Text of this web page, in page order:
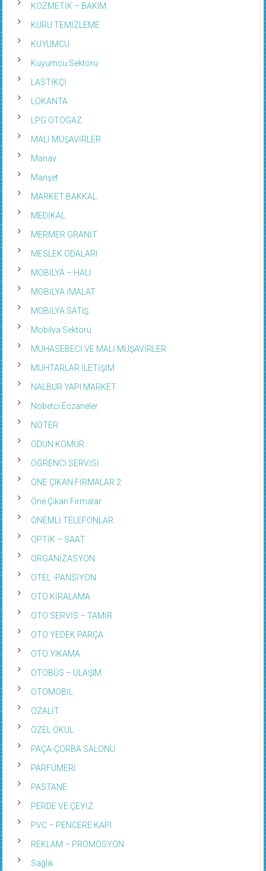
KOZMETİK – BAKIM
KURU TEMİZLEME
KUYUMCU
Kuyumcu Sektörü
LASTİKÇİ
LOKANTA
LPG OTOGAZ
MALİ MÜŞAVİRLER
Manav
Manşet
MARKET BAKKAL
MEDİKAL
MERMER GRANİT
MESLEK ODALARI
MOBİLYA – HALI
MOBİLYA İMALAT
MOBİLYA SATIŞ
Mobilya Sektörü
MUHASEBECİ VE MALİ MÜŞAVİRLER
MUHTARLAR İLETİŞİM
NALBUR YAPI MARKET
Nöbetci Eczaneler
NOTER
ODUN KÖMÜR
ÖĞRENCİ SERVİSİ
ÖNE ÇIKAN FİRMALAR 2
Öne Çıkan Firmalar
ÖNEMLİ TELEFONLAR
OPTİK – SAAT
ORGANİZASYON
OTEL -PANSİYON
OTO KİRALAMA
OTO SERVİS – TAMİR
OTO YEDEK PARÇA
OTO YIKAMA
OTOBÜS – ULAŞIM
OTOMOBİL
OZALİT
ÖZEL OKUL
PAÇA-ÇORBA SALONU
PARFÜMERİ
PASTANE
PERDE VE ÇEYİZ
PVC – PENCERE KAPI
REKLAM – PROMOSYON
Sağlık